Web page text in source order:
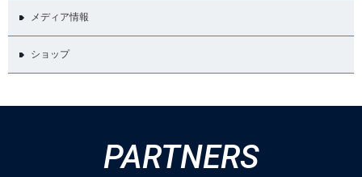
メディア情報
ショップ
PARTNERS